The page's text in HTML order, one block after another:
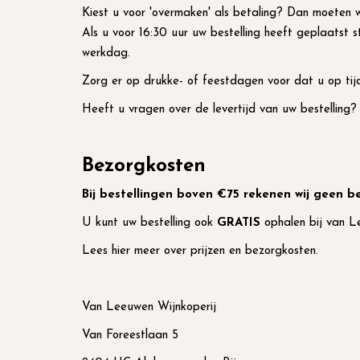
Kiest u voor 'overmaken' als betaling? Dan
Als u voor 16:30 uur uw bestelling heeft geplaatst
werkdag.
Zorg er op drukke- of feestdagen voor dat u op
Heeft u vragen over de levertijd van uw
Bezorgkosten
Bij bestellingen boven €75 rekenen wij geen
U kunt uw bestelling ook GRATIS ophalen bij van
Lees hier meer over prijzen en bezorgkosten.
Van Leeuwen Wijnkoperij
Van Foreestlaan 5